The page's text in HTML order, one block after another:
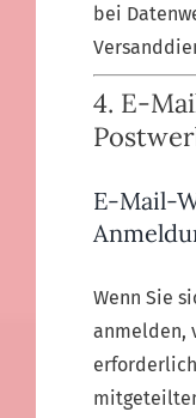
bei
4. E-
E-Mail-
Wenn Sie
anmelden,